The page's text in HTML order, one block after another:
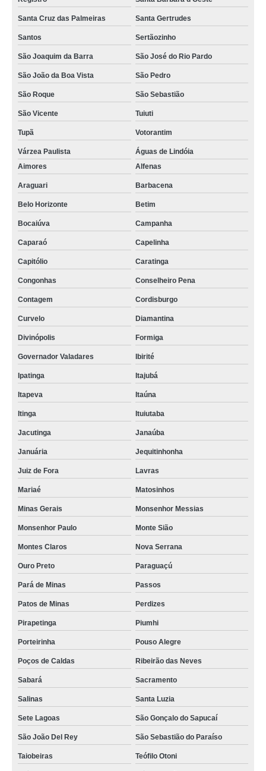
Santa Cruz das Palmeiras Santa Gertrudes
Santos Sertãozinho
São Joaquim da Barra São José do Rio Pardo
São João da Boa Vista São Pedro
São Roque São Sebastião
São Vicente Tuiuti
Tupã Votorantim
Várzea Paulista
Águas de Lindóia
Aimores
Alfenas
Araguari Barbacena
Belo Horizonte Betim
Bocaiúva Campanha
Caparaó Capelinha
Capitólio Caratinga
Congonhas Conselheiro Pena
Contagem Cordisburgo
Curvelo Diamantina
Divinópolis Formiga
Governador Valadares Ibirité
Ipatinga Itajubá
Itapeva Itaúna
Itinga Ituiutaba
Jacutinga Janaúba
Januária Jequitinhonha
Juiz de Fora Lavras
Mariaé Matosinhos
Minas Gerais Monsenhor Messias
Monsenhor Paulo Monte Sião
Montes Claros Nova Serrana
Ouro Preto Paraguaçú
Pará de Minas Passos
Patos de Minas Perdizes
Pirapetinga Piumhi
Porteirinha Pouso Alegre
Poços de Caldas Ribeirão das Neves
Sabará Sacramento
Salinas Santa Luzia
Sete Lagoas São Gonçalo do Sapucaí
São João Del Rey São Sebastião do Paraíso
Taiobeiras Teófilo Otoni